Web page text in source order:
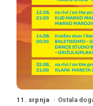
11. srpnja Ostala